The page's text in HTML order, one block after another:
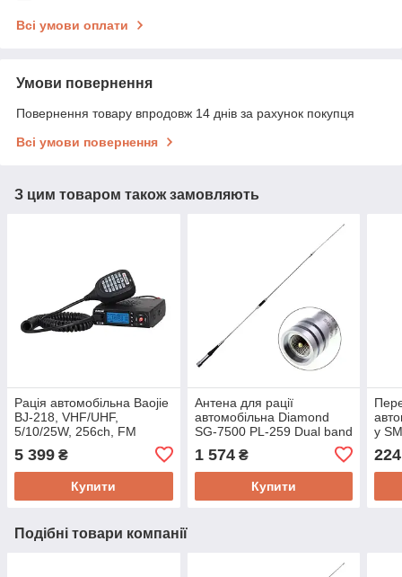
Всі умови оплати
Умови повернення
Повернення товару впродовж 14 днів за рахунок покупця
Всі умови повернення
З цим товаром також замовляють
Рація автомобільна Baojie
BJ-218, VHF/UHF,
5/10/25W, 256ch, FM
радіо, дальність до 30 км!
ОРИГИНАЛ
5 399 ₴
Купити
Антена для рації
автомобільна Diamond
SG-7500 PL-259 Dual band
посиленням 3.2/6.0 дБ
ОРІГИНАЛ
1 574₴
Купити
у
224
Подібні товари компанії